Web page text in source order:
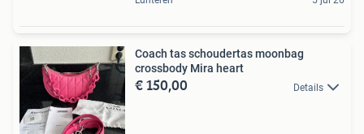
Coach tas schoudertas moonbag
crossbody Mira heart
€ 150,00 Details